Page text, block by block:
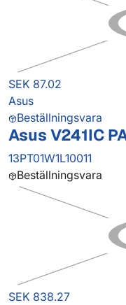
SEK 87.02
Asus
Beställningsvara
Asus V241IC
13PT01W1L10011
Beställningsvara
SEK 838.27